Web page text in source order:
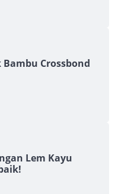
Crossbond
Lem Kayu